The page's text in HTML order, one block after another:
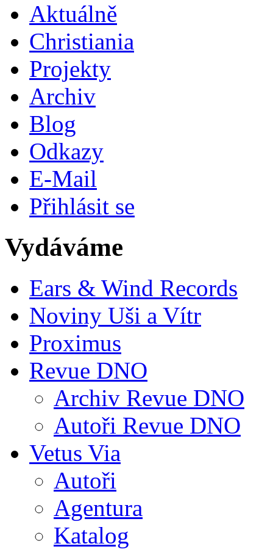
Aktuálně
Christiania
Projekty
Archiv
Blog
Odkazy
E-Mail
Přihlásit se
Vydáváme
Ears & Wind Records
Noviny Uši a Vítr
Proximus
Revue DNO
Archiv Revue DNO
Autoři Revue DNO
Vetus Via
Autoři
Agentura
Katalog